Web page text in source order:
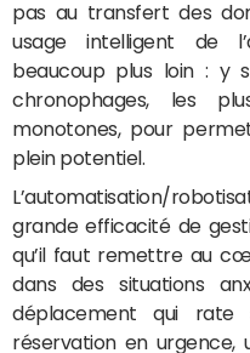
pas au transfert des
usage intelligent de
beaucoup plus loin : y
chronophages, les
monotones, pour
plein potentiel.
L’automatisation/
grande efficacité de
qu’il faut remettre au
dans des situations
déplacement qui
réservation en urgence,